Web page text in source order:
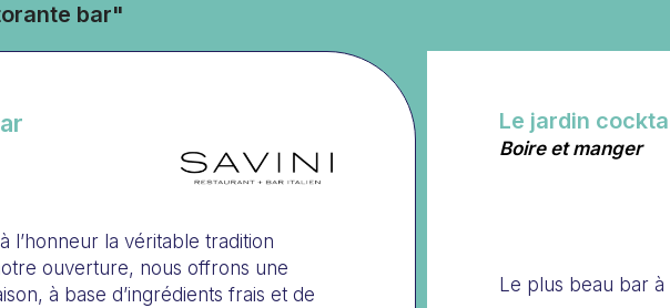
bar"
l’honneur la véritable tradition
ouverture, nous offrons une
à base d’ingrédients frais et de
Le jardin
Boire et manger
Le plus beau bar